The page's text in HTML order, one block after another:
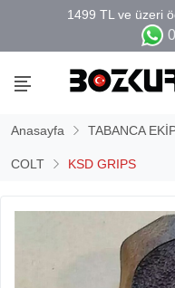
Anasayfa TABANCA
COLT KSD GRIPS